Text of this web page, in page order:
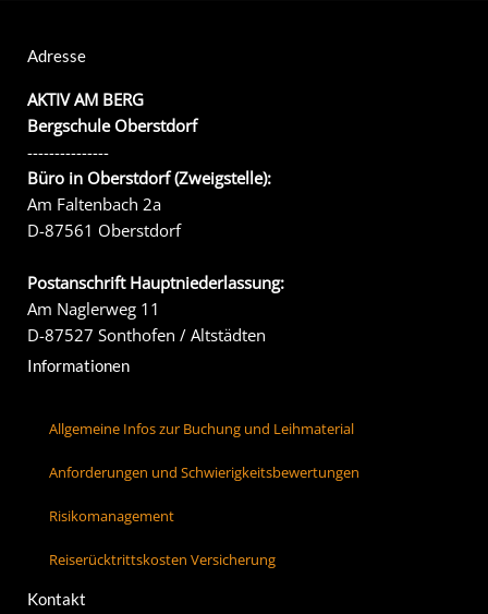
Adresse
AKTIV AM BERG
Bergschule Oberstdorf
---------------
Büro in Oberstdorf (Zweigstelle):
Am Faltenbach 2a
D-87561 Oberstdorf
Postanschrift Hauptniederlassung:
Am Naglerweg 11
D-87527 Sonthofen / Altstädten
Informationen
Allgemeine Infos zur Buchung und Leihmaterial
Anforderungen und Schwierigkeitsbewertungen
Risikomanagement
Reiserücktrittskosten Versicherung
Kontakt